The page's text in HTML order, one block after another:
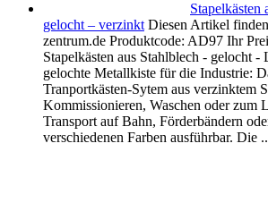
Stapelkästen
gelocht – verzinkt Diesen Artikel
zentrum.de Produktcode: AD97 Ihr
Stapelkästen aus Stahlblech - gelocht
gelochte Metallkiste für die Industrie:
Tranportkästen-Sytem aus verzinktem
Kommissionieren, Waschen oder zum
Transport auf Bahn, Förderbändern
verschiedenen Farben ausführbar. Die